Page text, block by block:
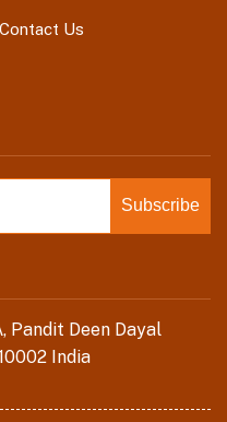
Contact Us
Pandit Deen Dayal
India